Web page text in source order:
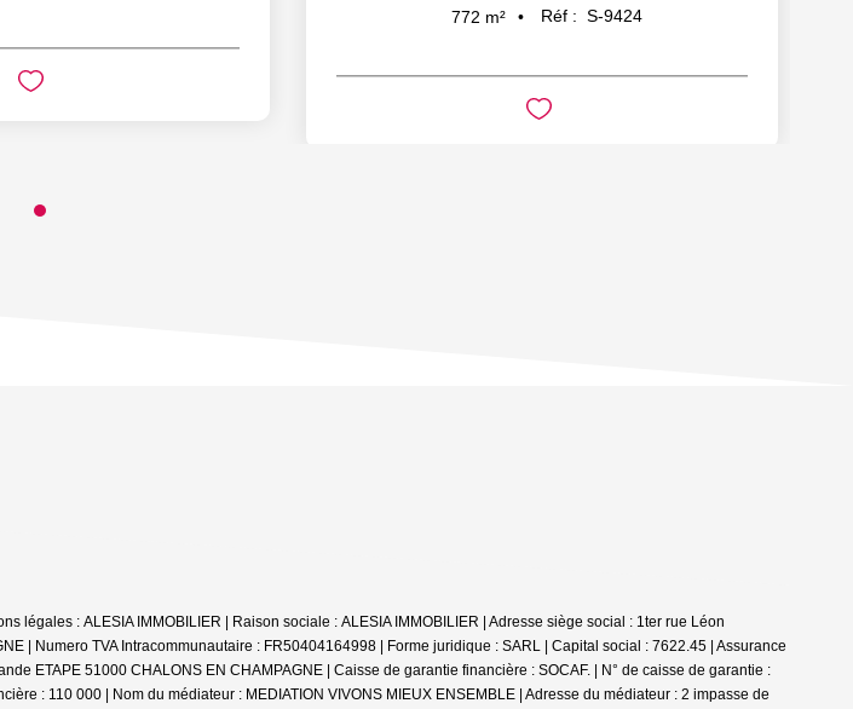
772 m² Réf : S-9424
légales : ALESIA IMMOBILIER | Raison sociale : ALESIA IMMOBILIER | Adresse siège social : 1ter rue Léon
| Numero TVA Intracommunautaire : FR50404164998 | Forme juridique : SARL | Capital social : 7622.45 | Assurance
ETAPE 51000 CHALONS EN CHAMPAGNE | Caisse de garantie financière : SOCAF. | N° de caisse de garantie :
: 110 000 | Nom du médiateur : MEDIATION VIVONS MIEUX ENSEMBLE | Adresse du médiateur : 2 impasse de